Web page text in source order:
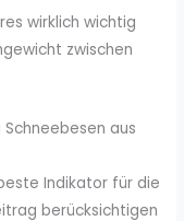
wirklich wichtig
zwischen
aus
Indikator für die
berücksichtigen